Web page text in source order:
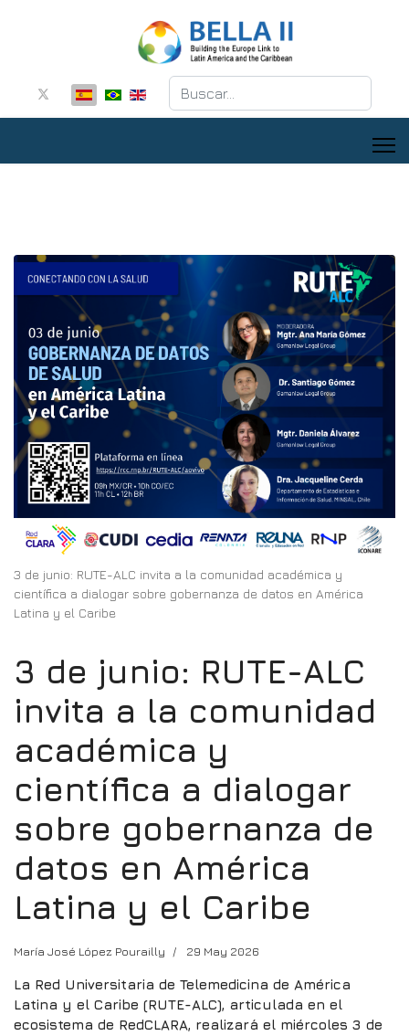
Buscar
3 de junio: RUTE-ALC invita a la comunidad académica y
científica a dialogar sobre gobernanza de datos en América
Latina y el Caribe
3 de junio: RUTE-ALC
invita a la comunidad
académica y
científica a dialogar
sobre gobernanza de
datos en América
Latina y el Caribe
María José López Pourailly 29 May 2026
La Red Universitaria de Telemedicina de América
Latina y el Caribe (RUTE-ALC), articulada en el
ecosistema de RedCLARA, realizará el miércoles 3 de